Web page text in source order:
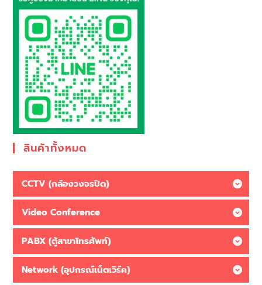
สินค้าทั้งหมด
CCTV (กล้องวงจรปิด)
Video Conference
PABX (ตู้สาขาโทรศัพท์)
Network (อุปกรณ์เน็ตเวิร์ค)